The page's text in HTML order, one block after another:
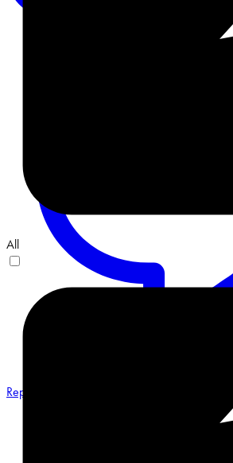
Reply on Twitter 2068548487491551658
All